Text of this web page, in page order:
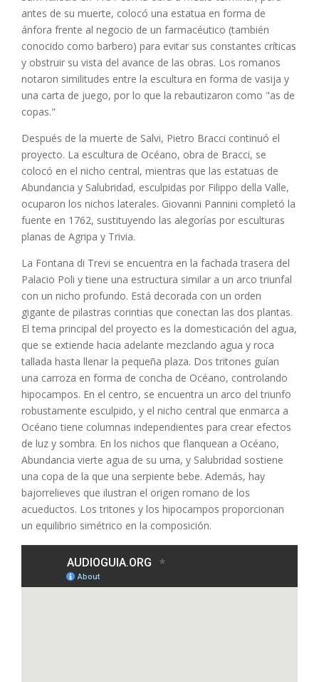
antes de su muerte, colocó una estatua en forma de
ánfora frente al negocio de un farmacéutico (también
conocido como barbero) para evitar sus constantes críticas
y obstruir su vista del avance de las obras. Los romanos
notaron similitudes entre la escultura en forma de vasija y
una carta de juego, por lo que la rebautizaron como "as de
copas."
Después de la muerte de Salvi, Pietro Bracci continuó el
proyecto. La escultura de Océano, obra de Bracci, se
colocó en el nicho central, mientras que las estatuas de
Abundancia y Salubridad, esculpidas por Filippo della Valle,
ocuparon los nichos laterales. Giovanni Pannini completó la
fuente en 1762, sustituyendo las alegorías por esculturas
planas de Agripa y Trivia.
La Fontana di Trevi se encuentra en la fachada trasera del
Palacio Poli y tiene una estructura similar a un arco triunfal
con un nicho profundo. Está decorada con un orden
gigante de pilastras corintias que conectan las dos plantas.
El tema principal del proyecto es la domesticación del agua,
que se extiende hacia adelante mezclando agua y roca
tallada hasta llenar la pequeña plaza. Dos tritones guían
una carroza en forma de concha de Océano, controlando
hipocampos. En el centro, se encuentra un arco del triunfo
robustamente esculpido, y el nicho central que enmarca a
Océano tiene columnas independientes para crear efectos
de luz y sombra. En los nichos que flanquean a Océano,
Abundancia vierte agua de su urna, y Salubridad sostiene
una copa de la que una serpiente bebe. Además, hay
bajorrelieves que ilustran el origen romano de los
acueductos. Los tritones y los hipocampos proporcionan
un equilibrio simétrico en la composición.